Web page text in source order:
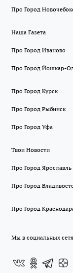
Про Город
Наша Газета
Про Город Иваново
Про Город Йошкар-
Про Город Курск
Про Город Рыбинск
Про Город Уфа
Твои Новости
Про Город Ярославль
Про Город
Про Город
Мы в социальных